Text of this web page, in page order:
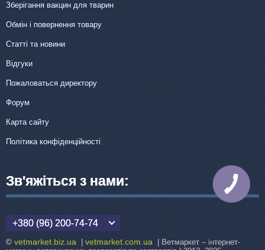
Зберігання вакцин для тварин
Обмін і повернення товару
Статті та новини
Відгуки
Пожаловаться директору
Форум
Карта сайту
Політика конфіденційності
Зв'яжіться з нами:
+380 (96) 200-74-74
© vetmarket.biz.ua vetmarket.com.ua | Ветмаркет – інтернет-
КНОПКА
ЗВ'ЯЗКУ